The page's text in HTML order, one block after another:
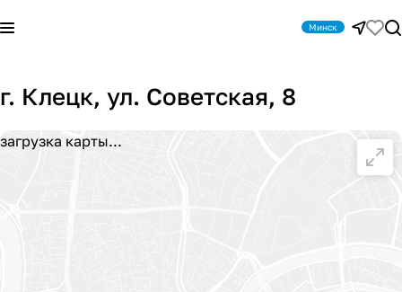
Минск
г. Клецк, ул. Советская, 8
загрузка карты...